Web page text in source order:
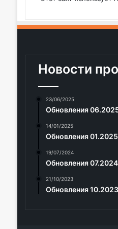
Новости
23/06/2025
Обновления
14/01/2025
Обновления 01.2025
19/07/2024
Обновления 07.2024
21/10/2023
Обновления 10.2023